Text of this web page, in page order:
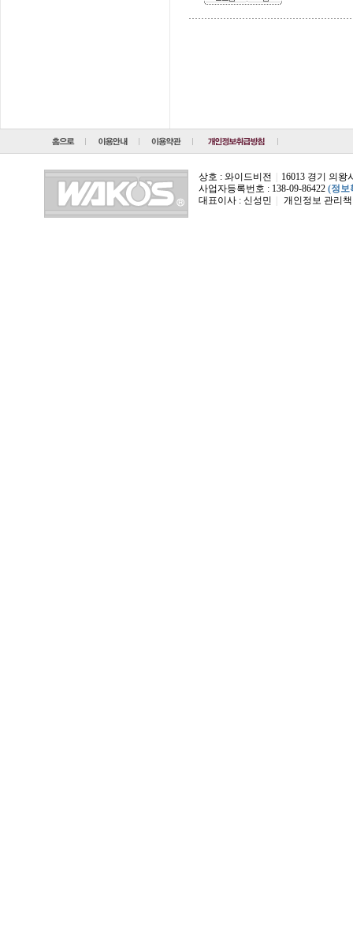
상호 : 와이드비전
16013 경기 의왕
사업자등록번호 : 138-09-86422 (정보
대표이사 : 신성민
개인정보 관리